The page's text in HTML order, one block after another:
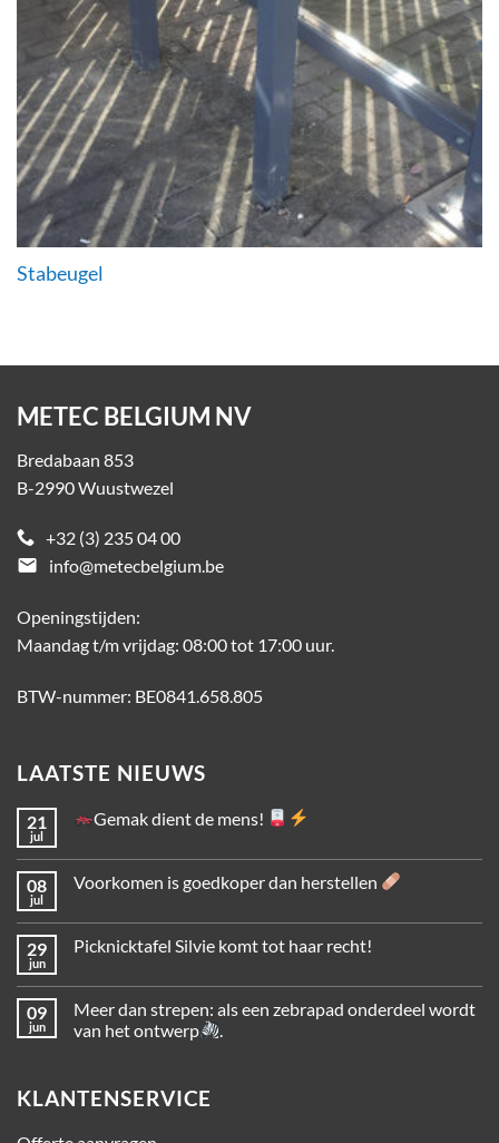
Stabeugel
METEC BELGIUM NV
Bredabaan 853
B-2990 Wuustwezel
+32 (3) 235 04 00
email
info@metecbelgium.be
Openingstijden:
Maandag t/m vrijdag: 08:00 tot 17:00 uur.
BTW-nummer: BE0841.658.805
LAATSTE NIEUWS
21
jul
Gemak dient de mens!
08
jul
Voorkomen is goedkoper dan herstellen
29
jun
Picknicktafel Silvie komt tot haar recht!
09
jun
Meer dan strepen: als een zebrapad onderdeel wordt
van het ontwerp
.
KLANTENSERVICE